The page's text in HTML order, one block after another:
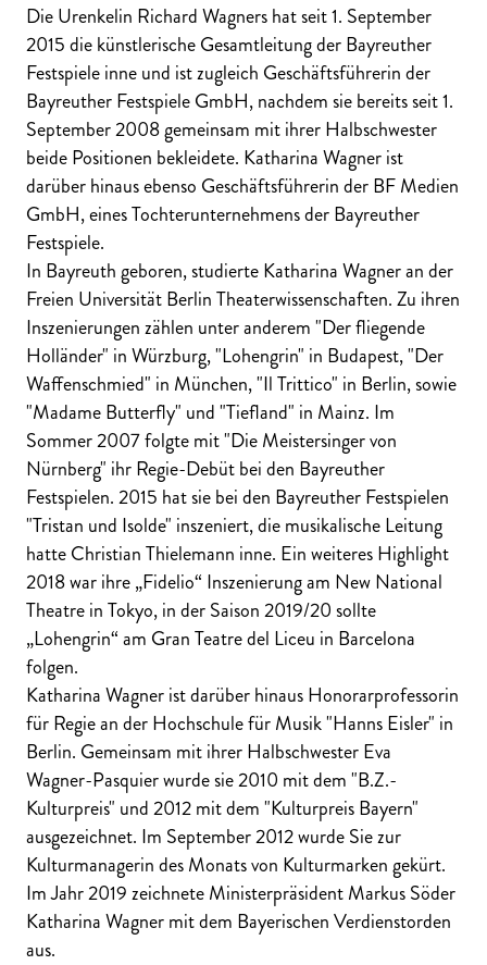
Die Urenkelin Richard Wagners hat seit 1. September
2015 die künstlerische Gesamtleitung der Bayreuther
Festspiele inne und ist zugleich Geschäftsführerin der
Bayreuther Festspiele GmbH, nachdem sie bereits seit 1.
September 2008 gemeinsam mit ihrer Halbschwester
beide Positionen bekleidete. Katharina Wagner ist
darüber hinaus ebenso Geschäftsführerin der BF Medien
GmbH, eines Tochterunternehmens der Bayreuther
Festspiele.
In Bayreuth geboren, studierte Katharina Wagner an der
Freien Universität Berlin Theaterwissenschaften. Zu ihren
Inszenierungen zählen unter anderem "Der fliegende
Holländer" in Würzburg, "Lohengrin" in Budapest, "Der
Waffenschmied" in München, "Il Trittico" in Berlin, sowie
"Madame Butterfly" und "Tiefland" in Mainz. Im
Sommer 2007 folgte mit "Die Meistersinger von
Nürnberg" ihr Regie-Debüt bei den Bayreuther
Festspielen. 2015 hat sie bei den Bayreuther Festspielen
"Tristan und Isolde" inszeniert, die musikalische Leitung
hatte Christian Thielemann inne. Ein weiteres Highlight
2018 war ihre „Fidelio“ Inszenierung am New National
Theatre in Tokyo, in der Saison 2019/20 sollte
„Lohengrin“ am Gran Teatre del Liceu in Barcelona
folgen.
Katharina Wagner ist darüber hinaus Honorarprofessorin
für Regie an der Hochschule für Musik "Hanns Eisler" in
Berlin. Gemeinsam mit ihrer Halbschwester Eva
Wagner-Pasquier wurde sie 2010 mit dem "B.Z.-
Kulturpreis" und 2012 mit dem "Kulturpreis Bayern"
ausgezeichnet. Im September 2012 wurde Sie zur
Kulturmanagerin des Monats von Kulturmarken gekürt.
Im Jahr 2019 zeichnete Ministerpräsident Markus Söder
Katharina Wagner mit dem Bayerischen Verdienstorden
aus.